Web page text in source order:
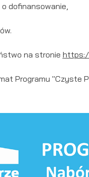
dofinansowanie,
na stronie
Programu "Czyste